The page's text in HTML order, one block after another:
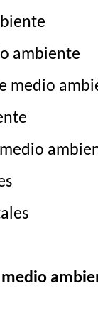
ambiente
medio
medio